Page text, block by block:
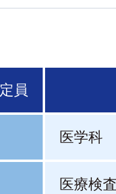
定員
医学科
医療検